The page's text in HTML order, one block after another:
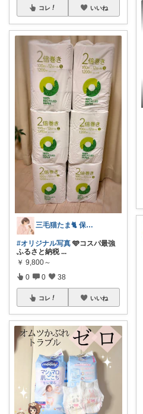
コレ いいね
三毛猫たま🐈 保育士⭐️健康オタク
#オリジナル写真 🩵コスパ最強
ふるさと納税 ...
￥ 9,800～
0 0 38
コレ いいね